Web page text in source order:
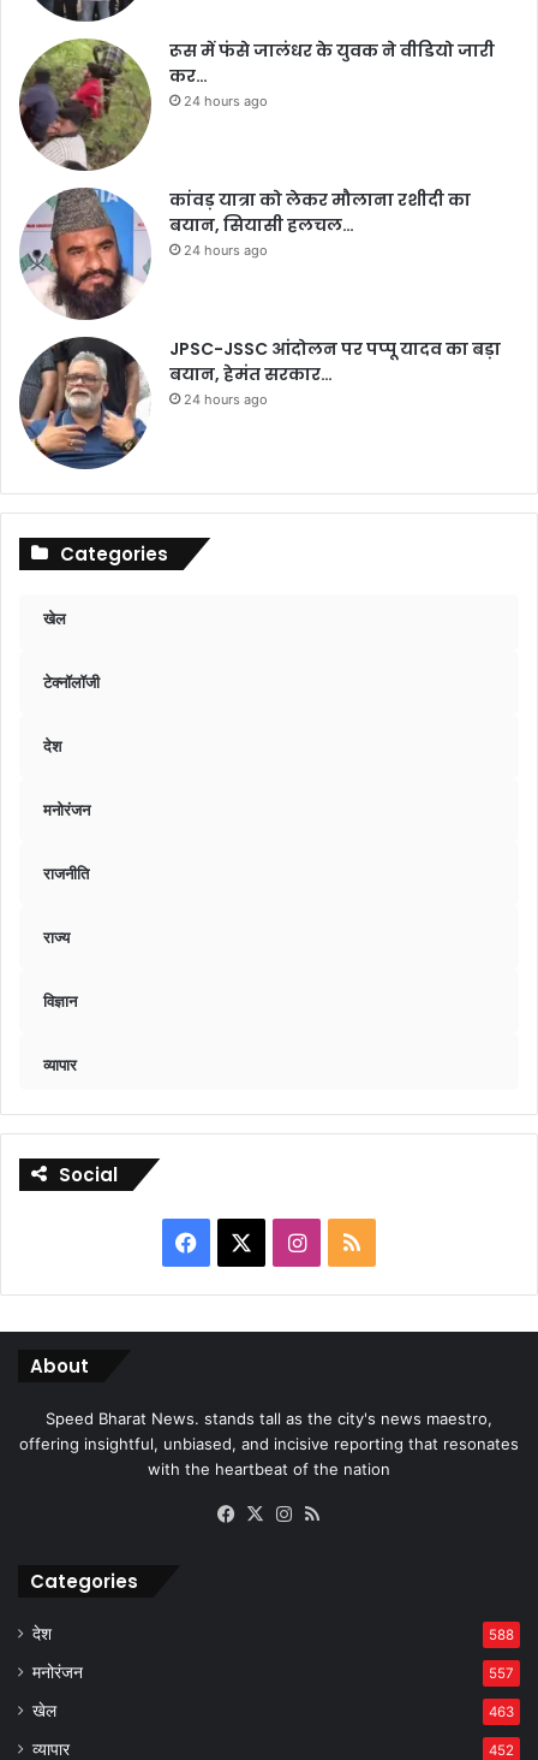
रूस में फंसे जालंधर के युवक ने वीडियो जारी
कर…
24 hours ago
कांवड़ यात्रा को लेकर मौलाना रशीदी का
बयान, सियासी हलचल…
24 hours ago
JPSC-JSSC आंदोलन पर पप्पू यादव का बड़ा
बयान, हेमंत सरकार…
24 hours ago
Categories
खेल
टेक्नॉलॉजी
देश
मनोरंजन
राजनीति
राज्य
विज्ञान
व्यापार
Social
Facebook Instagram
RSS
About
Speed Bharat News. stands tall as the city's news maestro,
offering insightful, unbiased, and incisive reporting that resonates
with the heartbeat of the nation
Facebook
X Instagram
Categories
देश 588
मनोरंजन 557
खेल 463
व्यापार 452